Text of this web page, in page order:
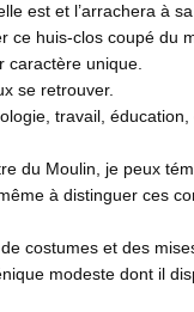
est et l’arrachera à sa
ce huis-clos coupé du
caractère unique.
se retrouver.
travail,
du Moulin, je peux
à distinguer ces
costumes et des
modeste dont il